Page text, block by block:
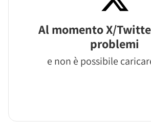
Al momento X/
problemi
e non è possibile